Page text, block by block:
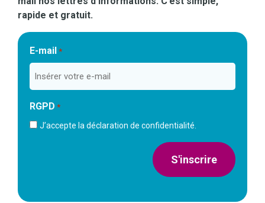
rapide et gratuit.
E-mail *
RGPD *
J’accepte la déclaration de confidentialité.
S'inscrire